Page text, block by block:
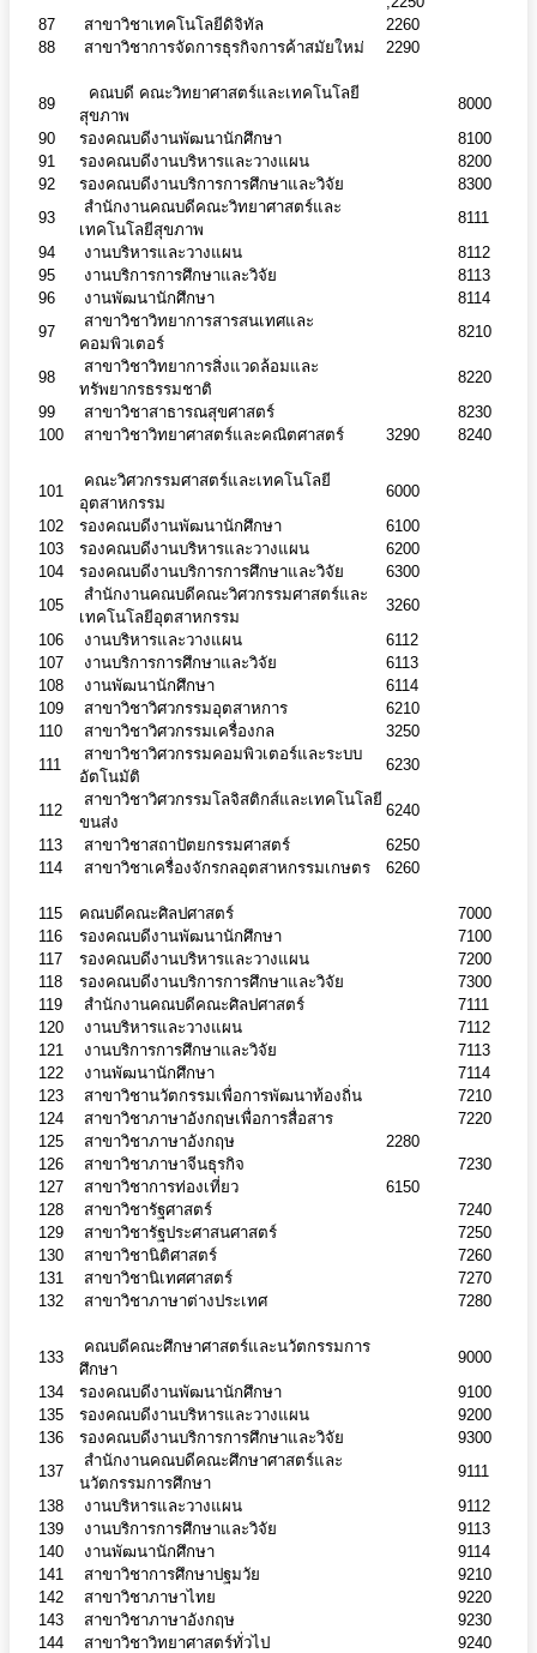
87
สาขาวิชาเทคโนโลยีดิจิทัล
2260
88
สาขาวิชาการจัดการธุรกิจการค้าสมัยใหม่ 2290
89
คณบดี คณะวิทยาศาสตร์และเทคโนโลยี
สุขภาพ
8000
90
รองคณบดีงานพัฒนานักศึกษา
8100
91
รองคณบดีงานบริหารและวางแผน
8200
92
รองคณบดีงานบริการการศึกษาและวิจัย
8300
93
สำนักงานคณบดีคณะวิทยาศาสตร์และ
เทคโนโลยีสุขภาพ
8111
94
งานบริหารและวางแผน
8112
95
งานบริการการศึกษาและวิจัย
8113
96
งานพัฒนานักศึกษา
8114
97
สาขาวิชาวิทยาการสารสนเทศและ
คอมพิวเตอร์
8210
98
สาขาวิชาวิทยาการสิ่งแวดล้อมและ
ทรัพยากรธรรมชาติ
8220
99
สาขาวิชาสาธารณสุขศาสตร์
8230
100
สาขาวิชาวิทยาศาสตร์และคณิตศาสตร์ 3290 8240
101
คณะวิศวกรรมศาสตร์และเทคโนโลยี
อุตสาหกรรม
6000
102
รองคณบดีงานพัฒนานักศึกษา
6100
103
รองคณบดีงานบริหารและวางแผน
6200
104
รองคณบดีงานบริการการศึกษาและวิจัย
6300
105
สำนักงานคณบดีคณะวิศวกรรมศาสตร์และ
เทคโนโลยีอุตสาหกรรม
3260
106
งานบริหารและวางแผน
6112
107
งานบริการการศึกษาและวิจัย
6113
108
งานพัฒนานักศึกษา
6114
109
สาขาวิชาวิศวกรรมอุตสาหการ
6210
110
สาขาวิชาวิศวกรรมเครื่องกล
3250
111
สาขาวิชาวิศวกรรมคอมพิวเตอร์และระบบ
อัตโนมัติ
6230
112
สาขาวิชาวิศวกรรมโลจิสติกส์และเทคโนโลยี
ขนส่ง
6240
113
สาขาวิชาสถาปัตยกรรมศาสตร์
6250
114
สาขาวิชาเครื่องจักรกลอุตสาหกรรมเกษตร 6260
115 คณบดีคณะศิลปศาสตร์
7000
116
รองคณบดีงานพัฒนานักศึกษา
7100
117
รองคณบดีงานบริหารและวางแผน
7200
118
รองคณบดีงานบริการการศึกษาและวิจัย
7300
119
สำนักงานคณบดีคณะศิลปศาสตร์
7111
120
งานบริหารและวางแผน
7112
121
งานบริการการศึกษาและวิจัย
7113
122
งานพัฒนานักศึกษา
7114
123
สาขาวิชานวัตกรรมเพื่อการพัฒนาท้องถิ่น
7210
124
สาขาวิชาภาษาอังกฤษเพื่อการสื่อสาร
7220
125
สาขาวิชาภาษาอังกฤษ
2280
126
สาขาวิชาภาษาจีนธุรกิจ
7230
127
สาขาวิชาการท่องเที่ยว
6150
128
สาขาวิชารัฐศาสตร์
7240
129
สาขาวิชารัฐประศาสนศาสตร์
7250
130
สาขาวิชานิติศาสตร์
7260
131
สาขาวิชานิเทศศาสตร์
7270
132
สาขาวิชาภาษาต่างประเทศ 7280
133
คณบดีคณะศึกษาศาสตร์และนวัตกรรมการ
ศึกษา
9000
134
รองคณบดีงานพัฒนานักศึกษา
9100
135
รองคณบดีงานบริหารและวางแผน
9200
136
รองคณบดีงานบริการการศึกษาและวิจัย
9300
137
สำนักงานคณบดีคณะศึกษาศาสตร์และ
นวัตกรรมการศึกษา
9111
138
งานบริหารและวางแผน
9112
139
งานบริการการศึกษาและวิจัย
9113
140
งานพัฒนานักศึกษา
9114
141
สาขาวิชาการศึกษาปฐมวัย
9210
142
สาขาวิชาภาษาไทย
9220
143
สาขาวิชาภาษาอังกฤษ
9230
144
สาขาวิชาวิทยาศาสตร์ทั่วไป
9240